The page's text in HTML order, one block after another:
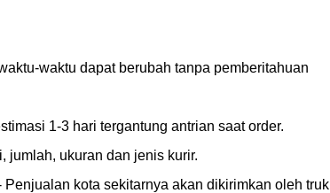
waktu dapat berubah tanpa pemberitahuan
1-3 hari tergantung antrian saat order.
jumlah, ukuran dan jenis kurir.
kota sekitarnya akan dikirimkan oleh truk